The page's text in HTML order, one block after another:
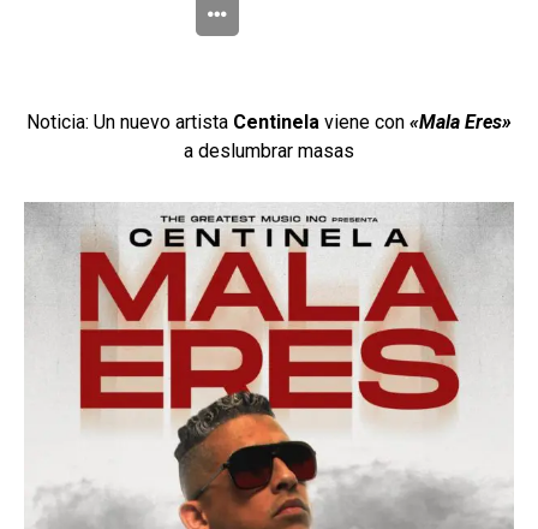
Noticia: Un nuevo artista Centinela viene con «Mala Eres»
a deslumbrar masas